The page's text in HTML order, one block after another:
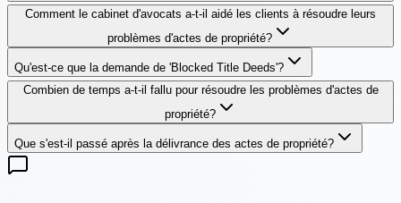
Comment le cabinet d'avocats a-t-il aidé les clients à résoudre leurs
problèmes d'actes de propriété?
Qu'est-ce que la demande de 'Blocked Title Deeds'?
Combien de temps a-t-il fallu pour résoudre les problèmes d'actes de
propriété?
Que s'est-il passé après la délivrance des actes de propriété?